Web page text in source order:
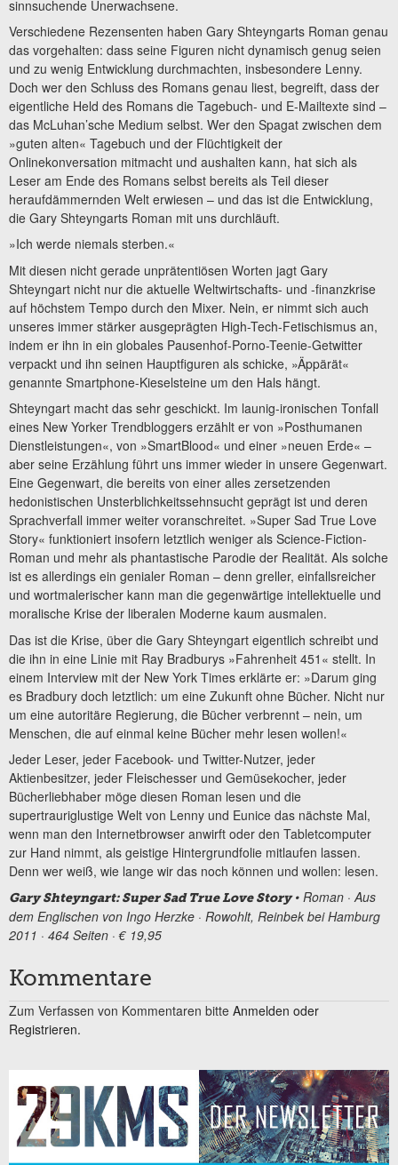
sinnsuchende Unerwachsene.
Verschiedene Rezensenten haben Gary Shteyngarts Roman genau
das vorgehalten: dass seine Figuren nicht dynamisch genug seien
und zu wenig Entwicklung durchmachten, insbesondere Lenny.
Doch wer den Schluss des Romans genau liest, begreift, dass der
eigentliche Held des Romans die Tagebuch- und E-Mailtexte sind –
das McLuhan’sche Medium selbst. Wer den Spagat zwischen dem
»guten alten« Tagebuch und der Flüchtigkeit der
Onlinekonversation mitmacht und aushalten kann, hat sich als
Leser am Ende des Romans selbst bereits als Teil dieser
heraufdämmernden Welt erwiesen – und das ist die Entwicklung,
die Gary Shteyngarts Roman mit uns durchläuft.
»Ich werde niemals sterben.«
Mit diesen nicht gerade unprätentiösen Worten jagt Gary
Shteyngart nicht nur die aktuelle Weltwirtschafts- und -finanzkrise
auf höchstem Tempo durch den Mixer. Nein, er nimmt sich auch
unseres immer stärker ausgeprägten High-Tech-Fetischismus an,
indem er ihn in ein globales Pausenhof-Porno-Teenie-Getwitter
verpackt und ihn seinen Hauptfiguren als schicke, »Äppärät«
genannte Smartphone-Kieselsteine um den Hals hängt.
Shteyngart macht das sehr geschickt. Im launig-ironischen Tonfall
eines New Yorker Trendbloggers erzählt er von »Posthumanen
Dienstleistungen«, von »SmartBlood« und einer »neuen Erde« –
aber seine Erzählung führt uns immer wieder in unsere Gegenwart.
Eine Gegenwart, die bereits von einer alles zersetzenden
hedonistischen Unsterblichkeitssehnsucht geprägt ist und deren
Sprachverfall immer weiter voranschreitet. »Super Sad True Love
Story« funktioniert insofern letztlich weniger als Science-Fiction-
Roman und mehr als phantastische Parodie der Realität. Als solche
ist es allerdings ein genialer Roman – denn greller, einfallsreicher
und wortmalerischer kann man die gegenwärtige intel­lektuelle und
moralische Krise der liberalen Moderne kaum ausmalen.
Das ist die Krise, über die Gary Shteyngart eigentlich schreibt und
die ihn in eine Linie mit Ray Bradburys »Fahrenheit 451« stellt. In
einem Interview mit der New York Times erklärte er: »Darum ging
es Bradbury doch letztlich: um eine Zukunft ohne Bücher. Nicht nur
um eine autoritäre Regierung, die Bücher verbrennt – nein, um
Menschen, die auf einmal keine Bücher mehr lesen wollen!«
Jeder Leser, jeder Facebook- und Twitter-Nutzer, jeder
Aktienbesitzer, jeder Fleischesser und Gemüsekocher, jeder
Bücherliebhaber möge diesen Roman lesen und die
supertrauriglustige Welt von Lenny und Eunice das nächste Mal,
wenn man den Internetbrowser anwirft oder den Tabletcomputer
zur Hand nimmt, als geistige Hintergrundfolie mitlaufen lassen.
Denn wer weiß, wie lange wir das noch können und wollen: lesen.
Gary Shteyngart: Super Sad True Love Story• Roman · Aus
dem Englischen von Ingo Herzke · Rowohlt, Reinbek bei Hamburg
2011 · 464 Seiten · € 19,95
Kommentare
Zum Verfassen von Kommentaren bitte Anmelden oder
Registrieren.